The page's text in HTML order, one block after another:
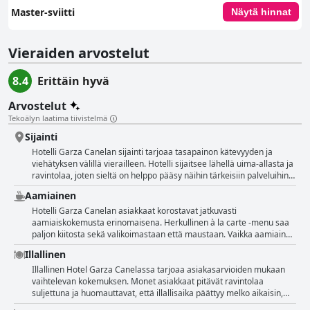
Master-sviitti Näytä hinnat
Vieraiden arvostelut
8.4
Erittäin hyvä
Arvostelut
Tekoälyn laatima tiivistelmä
Sijainti
Hotelli Garza Canelan sijainti tarjoaa tasapainon kätevyyden ja
viehätyksen välillä vierailleen. Hotelli sijaitsee lähellä uima-allasta ja
ravintolaa, joten sieltä on helppo pääsy näihin tärkeisiin palveluihin.
Paikallisista nähtävyyksistä kiinnostuneille hotelli on lähellä La
Tovaraa, Las Islasia ja molempia San Blasin satamalaitureita, mikä
tekee siitä erinomaisen tukikohdan näiden kohteiden tutkimiseen.
Lisäksi vieraat pääsevät kaupungin keskustaan ​​ja rannalle kävellen,
vaikka matka saattaa vaatia hyviä kävelykenkiä. Monet pitivät
sijaintia erinomaisena suunniteltuja aktiviteetteja, kuten mangrove-
retkiä, varten ja arvostivat alueen hiljaista ja rauhallista tunnelmaa.
Jotkut matkailijat kuitenkin huomauttivat, että ranta ei ole hotellin
vahvin puoli, sillä sijainti on hieman hankala rannalle pääsyyn eikä
maailman paras. Muut seikat, kuten siisteys ja tilojen laatu, kuitenkin
korvaavat tämän puutteen. Myös läheisyys muihin nähtävyyksiin
Aamiainen
Hotelli Garza Canelan asiakkaat korostavat jatkuvasti
aamiaiskokemusta erinomaisena. Herkullinen à la carte -menu saa
paljon kiitosta sekä valikoimastaan että maustaan. Vaikka aamiainen
ei sisälly majoitukseen, asiakkaat pitävät sitä lisäkustannusten
arvoisena, keskimäärin 186 pesoa per henkilö. Palvelu mainitaan
usein nopeana ja tehokkaana, mikä lisää positiivista
kokonaiskokemusta. Espressovaihtoehdot ovat miellyttävä lisä, joka
parantaa aamun tarjontaa. Vaikka osa palautteesta vihjaa
tyytymättömyyteen muihin mukavuuksiin, kuten pienten saippua- ja
Illallinen
Illallinen Hotel Garza Canelassa tarjoaa asiakasarvioiden mukaan
vaihtelevan kokemuksen. Monet asiakkaat pitävät ravintolaa
suljettuna ja huomauttavat, että illallisaika päättyy melko aikaisin,
mikä voi olla hankalaa myöhäisille ruokailijoille. Illallispalvelu